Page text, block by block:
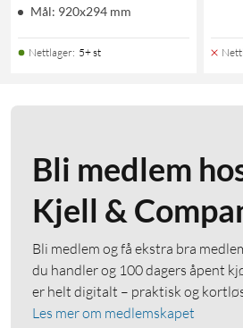
Mål: 920x294 mm
Nettlager: 5+ st
Bli medlem
Kjell &
Bli medlem og få ekstra bra
du handler og 100 dagers åpent
er helt digitalt – praktisk og
Les mer om medlemskapet